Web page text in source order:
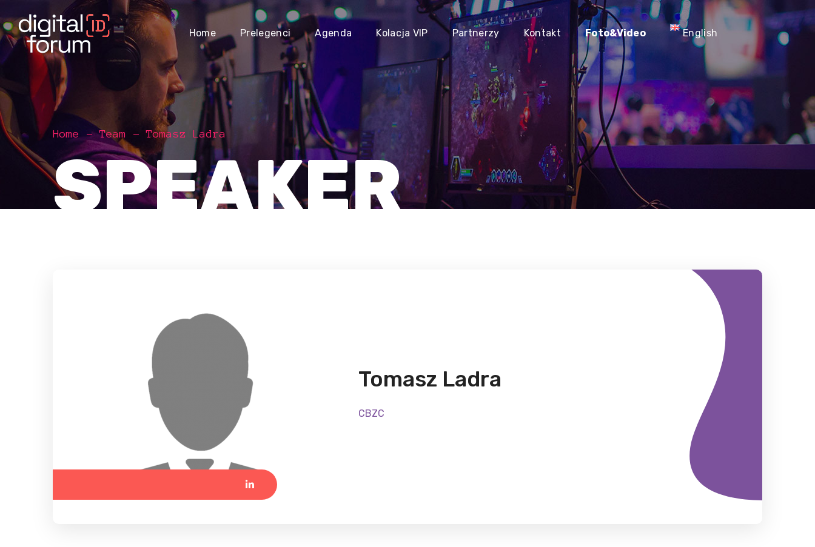
Home Prelegenci Agenda Kolacja VIP Partnerzy Kontakt Foto&Video English
Home Team Tomasz Ladra
SPEAKER
Tomasz Ladra
CBZC